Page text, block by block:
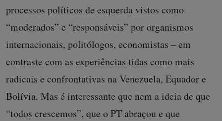
processos políticos de esquerda vistos como
“moderados” e “responsáveis” por organismos
internacionais, politólogos, economistas – em
contraste com as experiências tidas como mais
radicais e confrontativas na Venezuela, Equador e
Bolívia. Mas é interessante que nem a ideia de que
“todos crescemos”, que o PT abraçou e que